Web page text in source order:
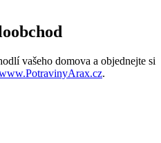
vašeho domova a objednejte si
.